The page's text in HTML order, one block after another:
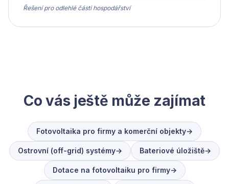
Řešení pro odlehlé části hospodářství
Co vás ještě může zajímat
Fotovoltaika pro firmy a komerční objekty→
Ostrovní (off-grid) systémy→ Bateriové úložiště→
Dotace na fotovoltaiku pro firmy→